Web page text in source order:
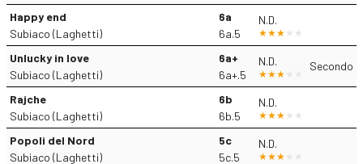
Happy end
Subiaco (Laghetti)
6a
6a.5
N.D.
Unlucky in love
Subiaco (Laghetti)
6a+
6a+.5
N.D. Secondo
Rajche
Subiaco (Laghetti)
6b
6b.5
N.D.
Popoli del Nord
Subiaco (Laghetti)
5c
5c.5
N.D.